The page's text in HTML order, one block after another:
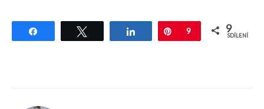
Tweetnout Sdílet Pin
9 9
SDÍLENÍ